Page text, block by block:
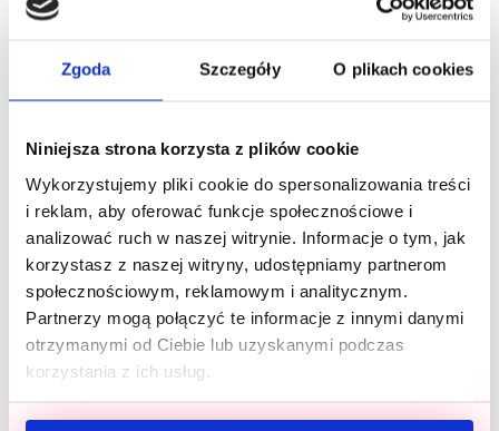
Zgoda Szczegóły O plikach cookies
Niniejsza strona korzysta z plików cookie
Wykorzystujemy pliki cookie do spersonalizowania treści
i reklam, aby oferować funkcje społecznościowe i
analizować ruch w naszej witrynie. Informacje o tym, jak
korzystasz z naszej witryny, udostępniamy partnerom
społecznościowym, reklamowym i analitycznym.
Partnerzy mogą połączyć te informacje z innymi danymi
otrzymanymi od Ciebie lub uzyskanymi podczas
korzystania z ich usług.
Na miejscu pojawili się również czworonożni
Rzecz Zwierząt, nadal czekający na kochający dom.
mogła zapoznać się na żywo z pupilami, których
sylwetki bliżej prezentowały gwiazdy: Anna
Głogowska, Anna Powierza, Iwona Węgrowska,
Eliza Gwiazda, Magda Schejbal, Karolina
Motylewska oraz Krystyna Sokołowska – Miss
Polonia 2022.
Wszystkie psy poszukujące nowych opiekunów
otrzymały od marki Brit duży worek wybranego